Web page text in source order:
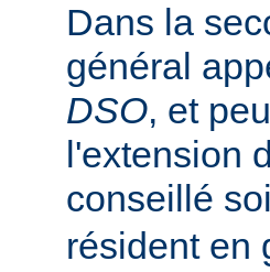
Dans la
général
DSO, et
l'extension
conseillé
résident en